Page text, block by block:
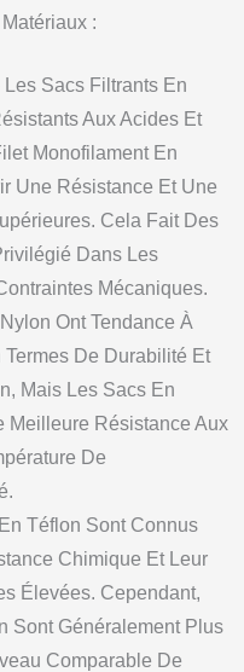
:
Les Sacs Filtrants En
Aux Acides Et
Monofilament En
Une Résistance Et Une
Cela Fait Des
Dans Les
Mécaniques.
Ont Tendance À
De Durabilité Et
Mais Les Sacs En
Meilleure Résistance Aux
De
Téflon Sont Connus
Chimique Et Leur
Élevées. Cependant,
Sont Généralement Plus
Comparable De